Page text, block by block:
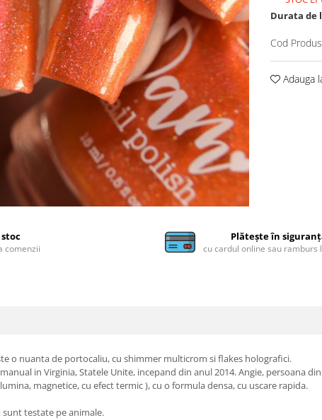
Durata de
Cod
Adauga
comenzii
Plătește în
cu cardul online sau ramburs
o nuanta de portocaliu, cu shimmer multicrom si flakes holografici.
in Virginia, Statele Unite, incepand din anul 2014. Angie, persoana
magnetice, cu efect termic ), cu o formula densa, cu uscare rapida.
sunt testate pe animale.